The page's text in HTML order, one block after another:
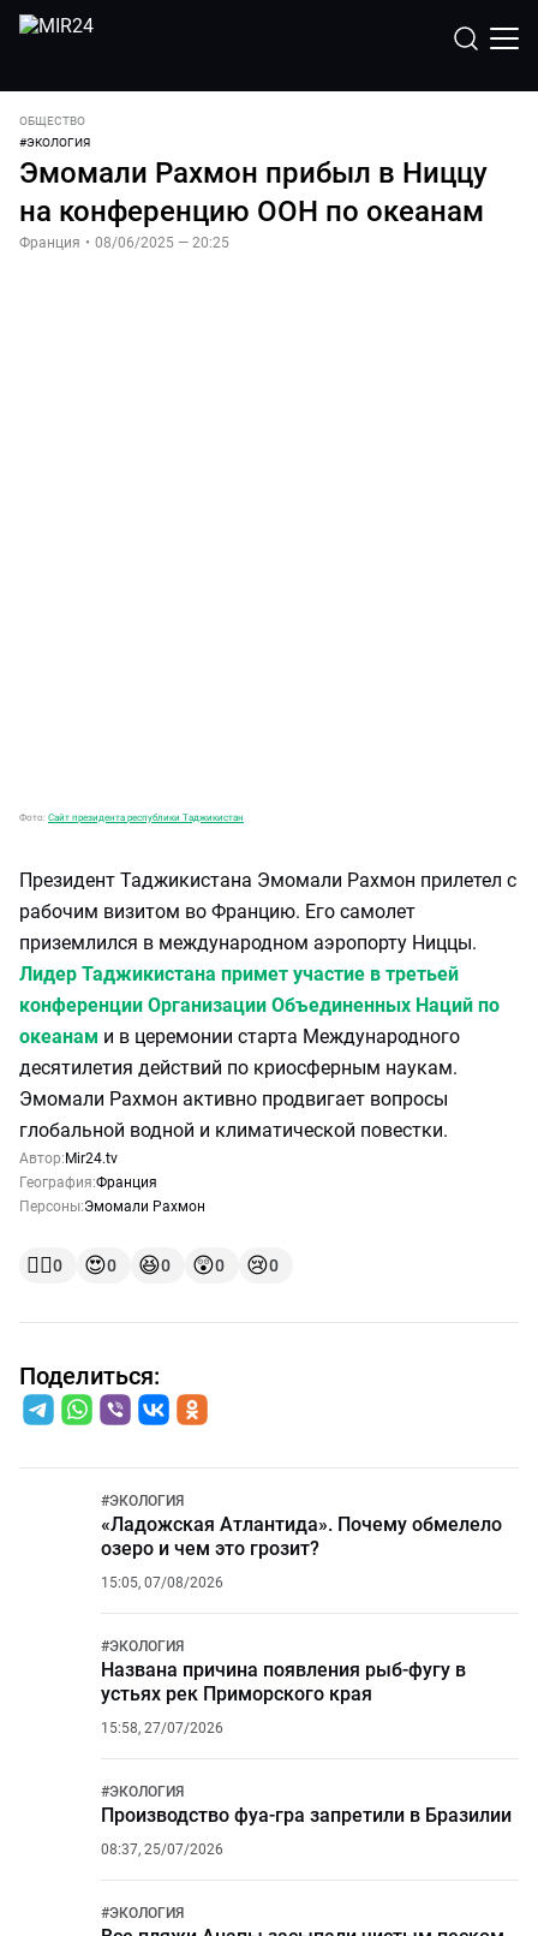
ОБЩЕСТВО
#ЭКОЛОГИЯ
Эмомали Рахмон прибыл в Ниццу
на конференцию ООН по океанам
Франция • 08/06/2025 — 20:25
Фото: Сайт президента республики Таджикистан
Президент Таджикистана Эмомали Рахмон прилетел с
рабочим визитом во Францию. Его самолет
приземлился в международном аэропорту Ниццы.
Лидер Таджикистана примет участие в третьей
конференции Организации Объединенных Наций по
океанам и в церемонии старта Международного
десятилетия действий по криосферным наукам.
Эмомали Рахмон активно продвигает вопросы
глобальной водной и климатической повестки.
Автор: Mir24.tv
География:Франция
Персоны:Эмомали Рахмон
👍🏻0 😍0 😆0 😲0 😢0
Поделиться:
#ЭКОЛОГИЯ
«Ладожская Атлантида». Почему обмелело
озеро и чем это грозит?
15:05, 07/08/2026
#ЭКОЛОГИЯ
Названа причина появления рыб-фугу в
устьях рек Приморского края
15:58, 27/07/2026
#ЭКОЛОГИЯ
Производство фуа-гра запретили в Бразилии
08:37, 25/07/2026
#ЭКОЛОГИЯ